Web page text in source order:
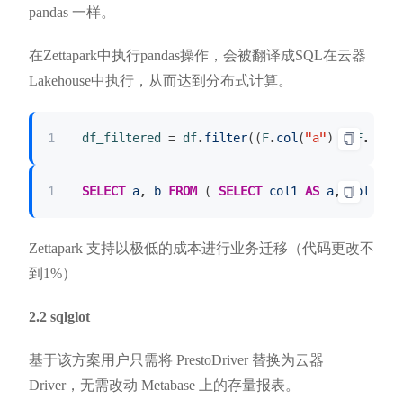
pandas 一样。
在Zettapark中执行pandas操作，会被翻译成SQL在云器
Lakehouse中执行，从而达到分布式计算。
1 df_filtered = df. filter((F. col ("a") + F.
df_filtered = df.filter((F.col("a") + F.col("b")) < 10)
1 SELECT a, b FROM ( SELECT col1 AS a, col2
Zettapark 支持以极低的成本进行业务迁移（代码更改不
到1%）
2.2 sqlglot
基于该方案用户只需将 PrestoDriver 替换为云器
Driver，无需改动 Metabase 上的存量报表。